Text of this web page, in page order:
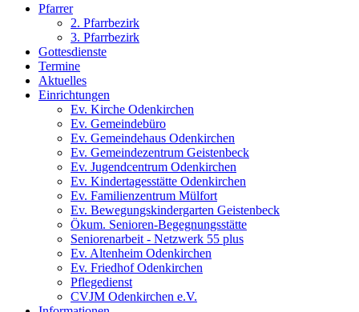
Pfarrer
2. Pfarrbezirk
3. Pfarrbezirk
Gottesdienste
Termine
Aktuelles
Einrichtungen
Ev. Kirche Odenkirchen
Ev. Gemeindebüro
Ev. Gemeindehaus Odenkirchen
Ev. Gemeindezentrum Geistenbeck
Ev. Jugendcentrum Odenkirchen
Ev. Kindertagesstätte Odenkirchen
Ev. Familienzentrum Mülfort
Ev. Bewegungskindergarten Geistenbeck
Ökum. Senioren-Begegnungsstätte
Seniorenarbeit - Netzwerk 55 plus
Ev. Altenheim Odenkirchen
Ev. Friedhof Odenkirchen
Pflegedienst
CVJM Odenkirchen e.V.